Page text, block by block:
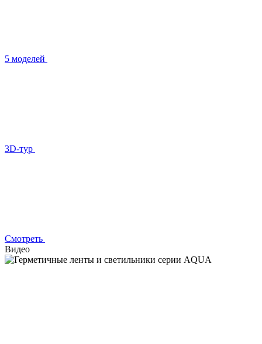
5 моделей
3D-тур
Смотреть
Видео